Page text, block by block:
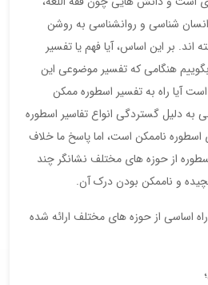
انسان شناسی و روانشناسی به روشن
اند. بر این اساس، آیا فهم یا تفسیر
هنگامی که تفسیر موضوعی این
آیا راه به تفسیر اسطوره ممکن
دلیل گستردگی انواع تفاسیر اسطوره
اسطوره ناممکن است، اما پاسخ ما خلاف
از حوزه های مختلف نشانگر چند
و ناممکن بودن درک آن.
اساسی از حوزه های مختلف ارائه شده